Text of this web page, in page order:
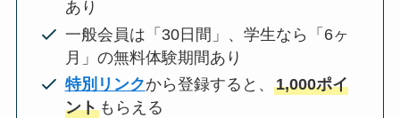
あり
一般会員は「30日間」、学生なら「6ヶ
月」の無料体験期間あり
特別リンクから登録すると、 1,000ポイ
ントもらえる